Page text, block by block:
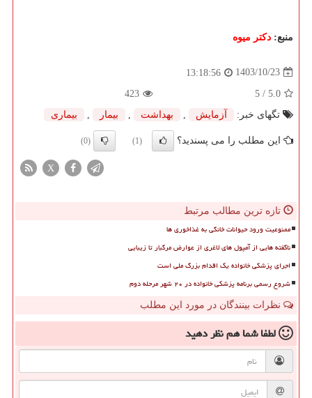
منبع: دكتر میوه
1403/10/23
13:18:56
5.0
/ 5
423
تگهای خبر:
آزمایش , بهداشت , بیمار , بیماری
این مطلب را می پسندید؟ (1)
(0)
X
تازه ترین مطالب مرتبط
ممنوعیت ورود حیوانات خانگی به غذاخوری ها
ناگفته هایی از آمپول های لاغری از عوارض مرگبار تا زیبایی
اجرای پزشکی خانواده یک اقدام بزرگ ملی است
شروع رسمی برنامه پزشکی خانواده در ۲۰ شهر مرحله دوم
نظرات بینندگان در مورد این مطلب
لطفا شما همنظر دهید